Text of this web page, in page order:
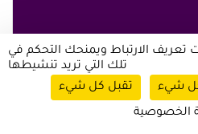
تعريف الارتباط ويمنحك التحكم في
تلك التي تريد تنشيطها
تقبل كل شيء
شيء
الخصوصية